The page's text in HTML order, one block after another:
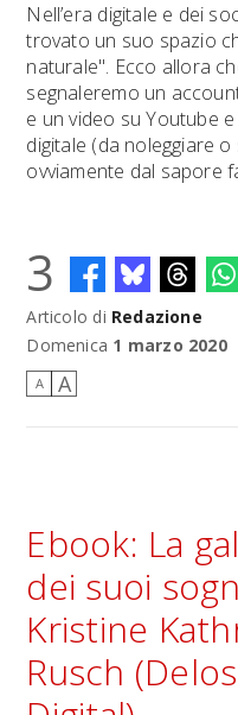
Nell’era digitale e dei
trovato un suo spazio
naturale". Ecco allora
segnaleremo un
e un video su Youtube
digitale (da noleggiare
ovviamente dal sapore
3
Articolo di Redazione
Domenica 1 marzo 2020
A A
Ebook: La
dei suoi
Kristine
Rusch (Delos